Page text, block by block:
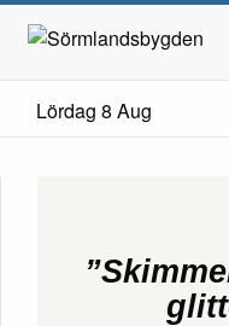
Lördag 8 Aug